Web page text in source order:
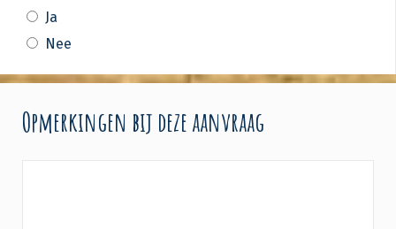
Ja
Nee
Opmerkingen bij deze aanvraag